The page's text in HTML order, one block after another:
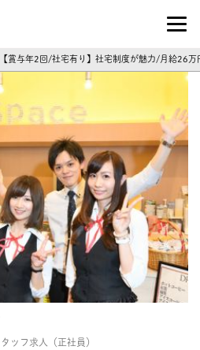
チンコ求人・転職ならパチンコヒーロ
【賞与年2回/社宅有り】社宅制度が魅力/月給26
ッフ求人（正社員）